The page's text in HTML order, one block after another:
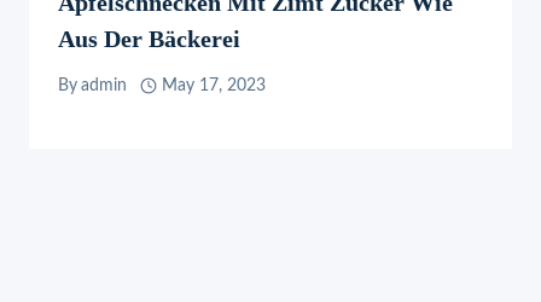
Aus Der Bäckerei
By admin May 17, 2023